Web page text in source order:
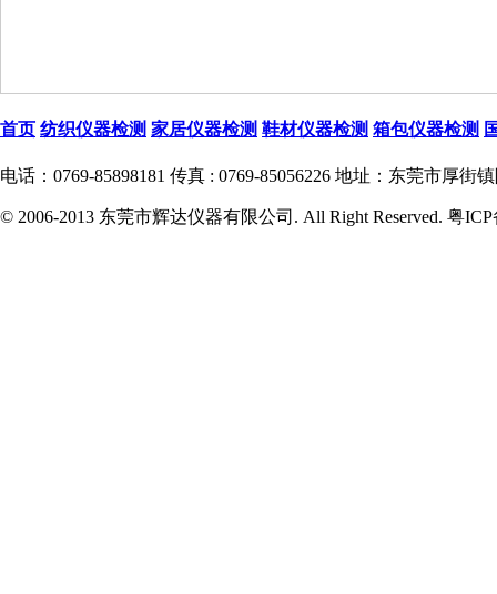
首页 纺织仪器检测 家居仪器检测 鞋材仪器检测 箱包仪器检测
电话：0769-85898181 传真 : 0769-85056226 地址：东莞市厚街
© 2006-2013 东莞市辉达仪器有限公司. All Right Reserved. 粤ICP